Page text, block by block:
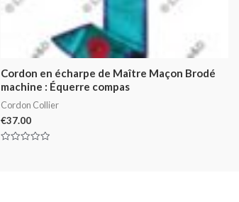
Cordon en écharpe de Maître Maçon Brodé
machine : Équerre compas
Cordon Collier
€37.00